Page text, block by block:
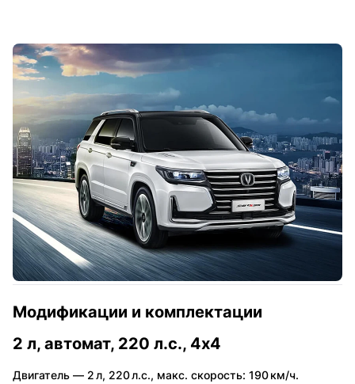
Модификации и комплектации
2 л, автомат, 220 л.с., 4x4
Двигатель — 2 л, 220 л.с., макс. скорость: 190 км/ч.